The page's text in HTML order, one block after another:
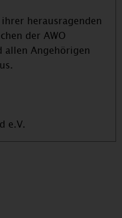
herausragenden
der AWO
allen Angehörigen
e.V.